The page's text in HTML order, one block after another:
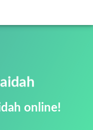
online!